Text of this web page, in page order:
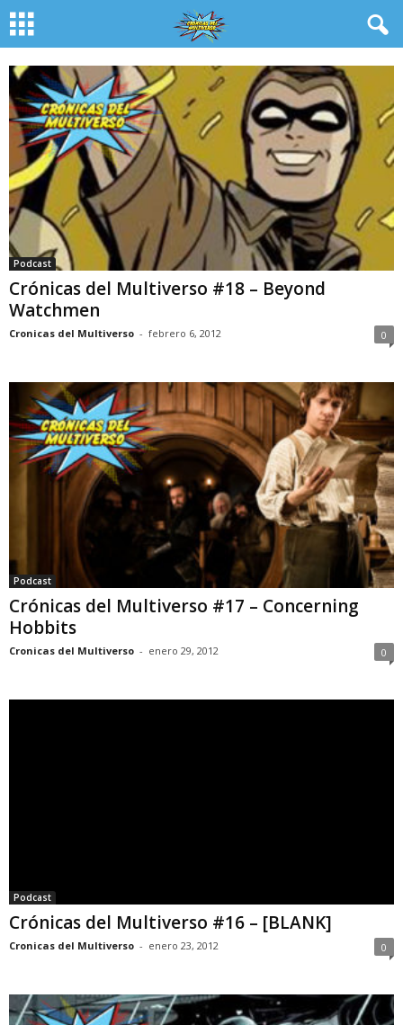
Podcast
Crónicas del Multiverso #18 – Beyond
Watchmen
Cronicas del Multiverso - febrero 6, 2012 0
Podcast
Crónicas del Multiverso #17 – Concerning
Hobbits
Cronicas del Multiverso - enero 29, 2012 0
Podcast
Crónicas del Multiverso #16 – [BLANK]
Cronicas del Multiverso - enero 23, 2012 0